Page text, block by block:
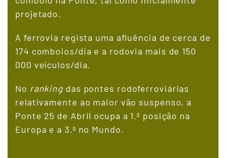
projetado.
A ferrovia regista uma afluência de cerca de
174 comboios/dia e a rodovia mais de 150
000 veículos/dia.
No ranking das pontes rodoferroviárias
relativamente ao maior vão suspenso, a
Ponte 25 de Abril ocupa a 1.ª posição na
Europa e a 3.ª no Mundo.